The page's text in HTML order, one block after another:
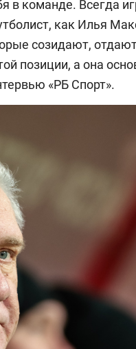
в команде. Всегда
как Илья
созидают,
позиции, а она
«РБ Спорт».